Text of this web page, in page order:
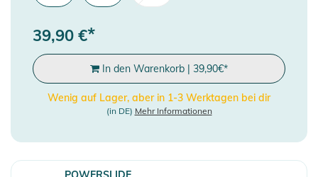
39,90 €*
In den Warenkorb | 39,90€*
Wenig auf Lager, aber in 1-3 Werktagen bei dir
(in DE) Mehr Informationen